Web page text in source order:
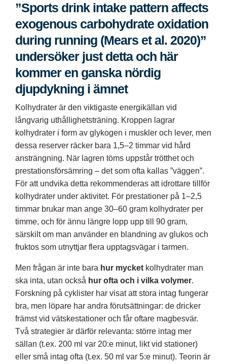
”Sports drink intake pattern affects
exogenous carbohydrate oxidation
during running (Mears et al. 2020)”
undersöker just detta och här
kommer en ganska nördig
djupdykning i ämnet
Kolhydrater är den viktigaste energikällan vid
långvarig uthållighetsträning. Kroppen lagrar
kolhydrater i form av glykogen i muskler och lever, men
dessa reserver räcker bara 1,5–2 timmar vid hård
ansträngning. När lagren töms uppstår trötthet och
prestationsförsämring – det som ofta kallas ”väggen”.
För att undvika detta rekommenderas att idrottare tillför
kolhydrater under aktivitet. För prestationer på 1–2,5
timmar brukar man ange 30–60 gram kolhydrater per
timme, och för ännu längre lopp upp till 90 gram,
särskilt om man använder en blandning av glukos och
fruktos som utnyttjar flera upptagsvägar i tarmen.
Men frågan är inte bara hur mycket kolhydrater man
ska inta, utan också hur ofta och i vilka volymer.
Forskning på cyklister har visat att stora intag fungerar
bra, men löpare har andra förutsättningar: de dricker
främst vid vätskestationer och får oftare magbesvär.
Två strategier är därför relevanta: större intag mer
sällan (t.ex. 200 ml var 20:e minut, likt vid stationer)
eller små intag ofta (t.ex. 50 ml var 5:e minut). Teorin är